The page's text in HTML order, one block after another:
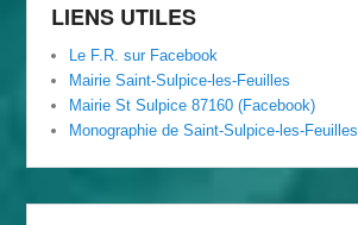
LIENS UTILES
Le F.R. sur Facebook
Mairie Saint-Sulpice-les-Feuilles
Mairie St Sulpice 87160 (Facebook)
Monographie de Saint-Sulpice-les-Feuilles